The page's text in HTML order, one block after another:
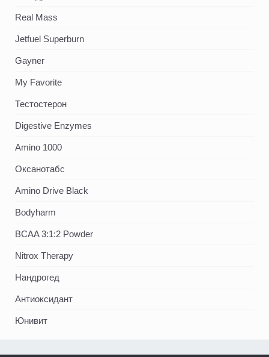
Real Mass
Jetfuel Superburn
Gayner
My Favorite
Тестостерон
Digestive Enzymes
Amino 1000
Оксанотабс
Amino Drive Black
Bodyharm
BCAA 3:1:2 Powder
Nitrox Therapy
Нандрогед
Антиоксидант
Юнивит